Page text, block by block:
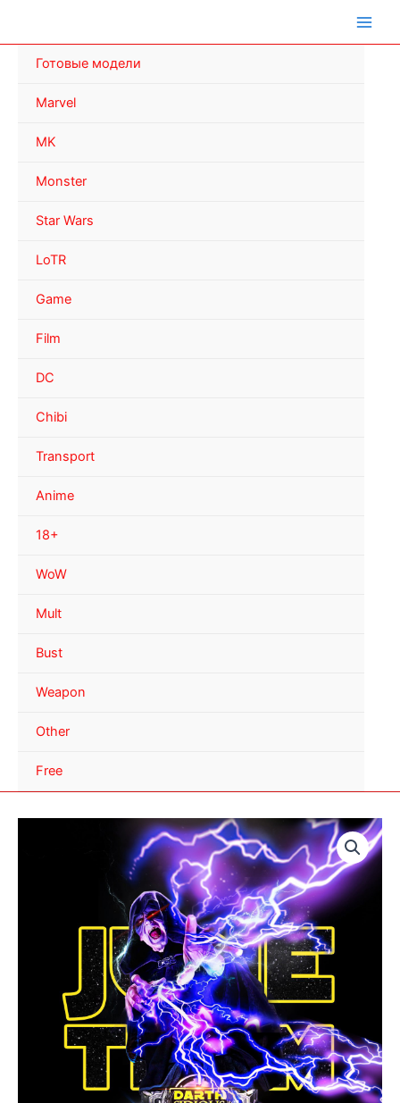
Готовые модели
Marvel
MK
Monster
Star Wars
LoTR
Game
Film
DC
Chibi
Transport
Anime
18+
WoW
Mult
Bust
Weapon
Other
Free